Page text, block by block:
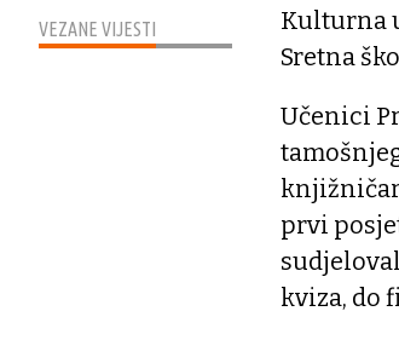
VEZANE VIJESTI
Kulturna
Sretna
Učenici
prvi
kviza, do